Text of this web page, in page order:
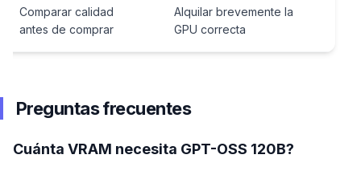
Comparar calidad
antes de comprar
Alquilar brevemente la
GPU correcta
Preguntas frecuentes
Cuánta VRAM necesita GPT-OSS 120B?